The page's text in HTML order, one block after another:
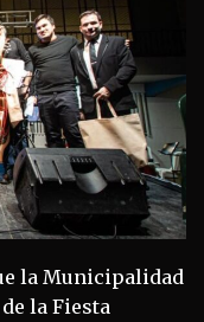
la Municipalidad
la Fiesta